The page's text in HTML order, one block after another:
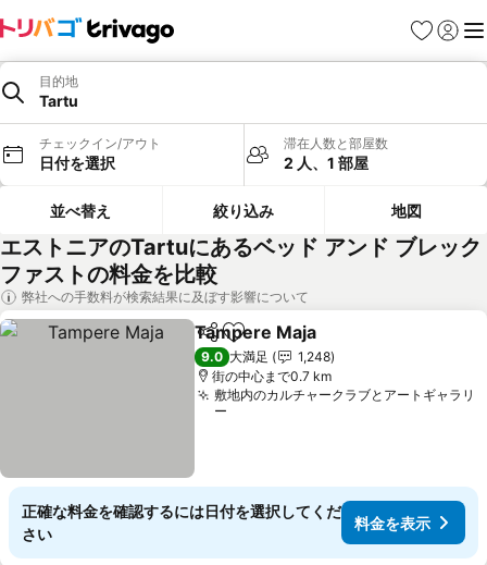
お気に入り
ログイ
メ
目的地
Tartu
チェックイン/アウト
日付を選択
滞在人数と部屋数
2 人、1 部屋
並べ替え 絞り込み 地図
エストニアのTartuにあるベッド アンド ブレック
ファストの料金を比較
弊社への手数料が検索結果に及ぼす影響について
シェアお気に入りに追加
Tampere Maja
9.0 大満足
1,248
街の中心まで0.7 km
敷地内のカルチャークラブとアートギャラリ
ー
正確な料金を確認するには日付を選択してくだ
さい
料金を表示